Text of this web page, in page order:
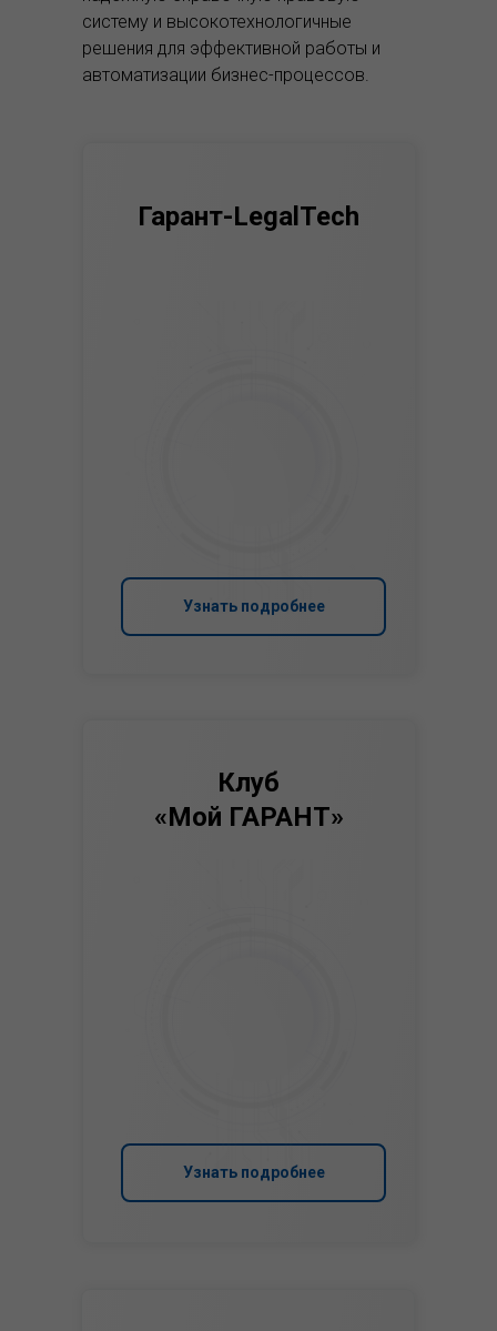
систему и высокотехнологичные
решения для эффективной работы и
автоматизации бизнес-процессов.
Узнать подробнее
Клуб
«Мой ГАРАНТ»
Узнать подробнее
Гарант-LegalTech